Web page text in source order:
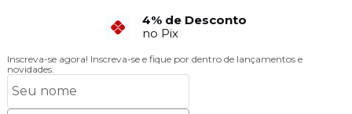
6X Sem Juros
no Cartão de Crédito
Inscreva-se agora! Inscreva-se e fique por dentro de lançamentos e
novidades.